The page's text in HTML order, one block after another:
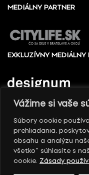
Vážime si vaše
Súbory cookie
prehliadania,
obsahu a analýzu
všetko“ súhlasíte s
cookie. Zásady
MEDIÁLNY PARTNER
EXKLUZÍVNY MEDIÁLNY
© 2010 - 2026
práva vyhradené